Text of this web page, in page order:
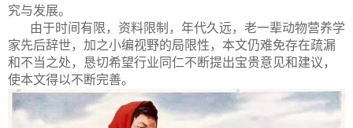
究与发展。
由于时间有限，资料限制，年代久远，老一辈动物营养学
家先后辞世，加之小编视野的局限性，本文仍难免存在疏漏
和不当之处，恳切希望行业同仁不断提出宝贵意见和建议，
使本文得以不断完善。